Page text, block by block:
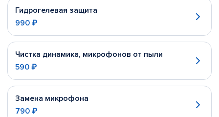
Гидрогелевая защита
990 ₽
Чистка динамика, микрофонов от пыли
590 ₽
Замена микрофона
790 ₽